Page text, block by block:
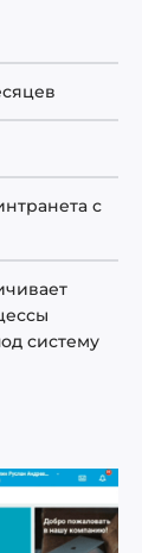
с
систему